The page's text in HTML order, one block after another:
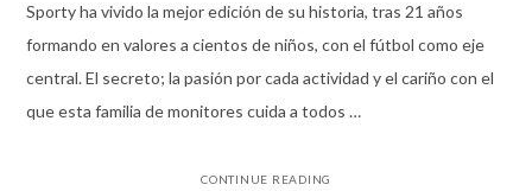
Sporty ha vivido la mejor edición de su historia, tras 21 años
formando en valores a cientos de niños, con el fútbol como eje
central. El secreto; la pasión por cada actividad y el cariño con el
que esta familia de monitores cuida a todos …
CONTINUE READING